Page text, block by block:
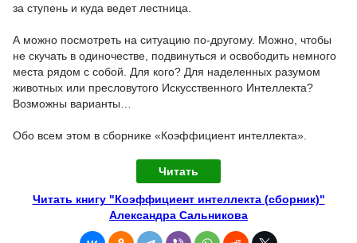
за ступень и куда ведет лестница.
А можно посмотреть на ситуацию по-другому. Можно, чтобы
не скучать в одиночестве, подвинуться и освободить немного
места рядом с собой. Для кого? Для наделенных разумом
животных или пресловутого Искусственного Интеллекта?
Возможны варианты…
Обо всем этом в сборнике «Коэффициент интеллекта».
Читать
Читать книгу "Коэффициент интеллекта (сборник)"
Александра Сальникова